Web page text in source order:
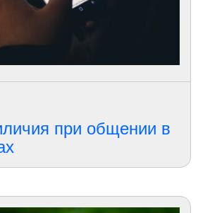
при общении в